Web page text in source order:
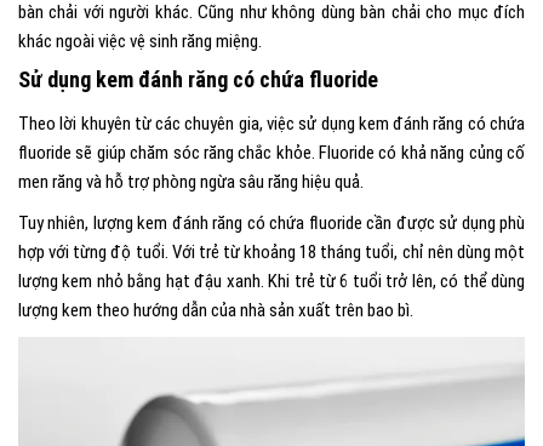
bàn chải với người khác. Cũng như không dùng bàn chải cho mục đích
khác ngoài việc vệ sinh răng miệng.
Sử dụng kem đánh răng có chứa fluoride
Theo lời khuyên từ các chuyên gia, việc sử dụng kem đánh răng có chứa
fluoride sẽ giúp chăm sóc răng chắc khỏe. Fluoride có khả năng củng cố
men răng và hỗ trợ phòng ngừa sâu răng hiệu quả.
Tuy nhiên, lượng kem đánh răng có chứa fluoride cần được sử dụng phù
hợp với từng độ tuổi. Với trẻ từ khoảng 18 tháng tuổi, chỉ nên dùng một
lượng kem nhỏ bằng hạt đậu xanh. Khi trẻ từ 6 tuổi trở lên, có thể dùng
lượng kem theo hướng dẫn của nhà sản xuất trên bao bì.